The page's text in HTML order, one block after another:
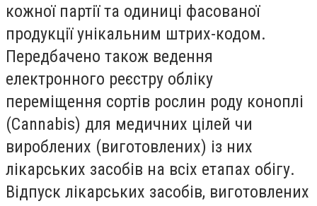
кожної партії та одиниці фасованої
продукції унікальним штрих-кодом.
Передбачено також ведення
електронного реєстру обліку
переміщення сортів рослин роду коноплі
(Cannabis) для медичних цілей чи
вироблених (виготовлених) із них
лікарських засобів на всіх етапах обігу.
Відпуск лікарських засобів, виготовлених